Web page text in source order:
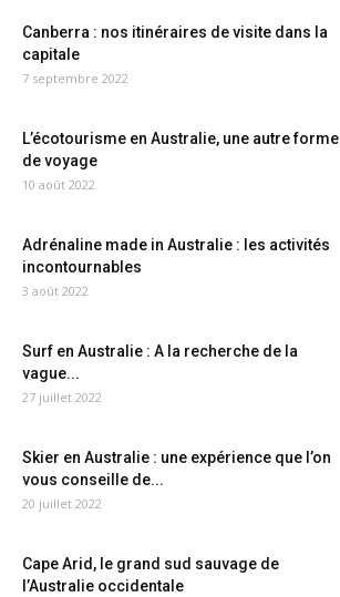
Canberra : nos itinéraires de visite dans la
capitale
7 septembre 2022
L’écotourisme en Australie, une autre forme
de voyage
10 août 2022
Adrénaline made in Australie : les activités
incontournables
3 août 2022
Surf en Australie : A la recherche de la
vague...
27 juillet 2022
Skier en Australie : une expérience que l’on
vous conseille de...
20 juillet 2022
Cape Arid, le grand sud sauvage de
l’Australie occidentale